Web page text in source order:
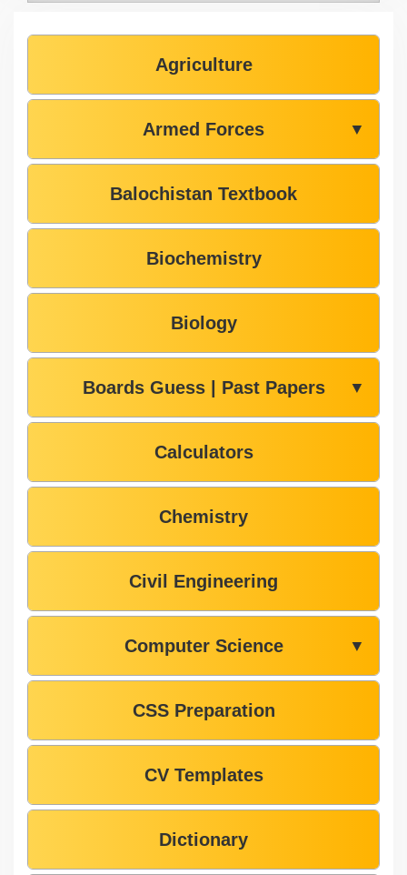
Agriculture
Armed Forces ▼
Balochistan Textbook
Biochemistry
Biology
Boards Guess | Past Papers ▼
Calculators
Chemistry
Civil Engineering
Computer Science ▼
CSS Preparation
CV Templates
Dictionary